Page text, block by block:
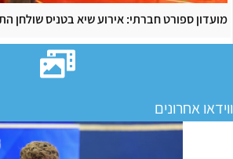
מועדון ספורט חברתי: אירוע שיא בטניס שולחן
ווידאו אחרונים